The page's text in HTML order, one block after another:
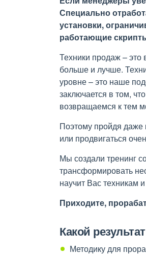
Специально
установки,
работающие
Техники продаж – это
больше и лучше.
уровне – это наше
заключается в том,
возвращаемся к тем
Поэтому пройдя даже
или продвигаться
Мы создали тренинг
трансформировать
научит Вас техникам
Приходите,
Какой
Методику для